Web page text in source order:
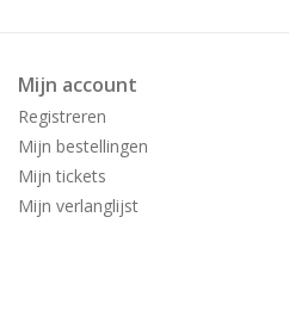
Mijn account
Registreren
Mijn bestellingen
Mijn tickets
Mijn verlanglijst